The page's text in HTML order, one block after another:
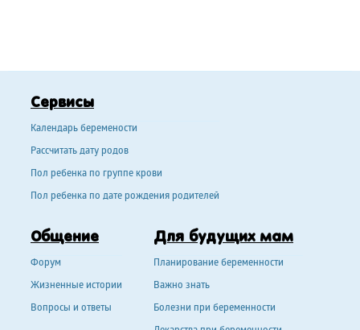
Сервисы
Календарь беремености
Рассчитать дату родов
Пол ребенка по группе крови
Пол ребенка по дате рождения родителей
Общение
Форум
Жизненные истории
Вопросы и ответы
Для будущих мам
Планирование беременности
Важно знать
Болезни при беременности